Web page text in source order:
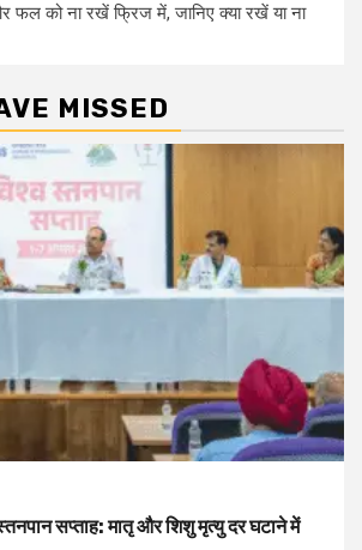
फल को ना रखें फ्रिज में, जानिए क्या रखें या ना
MISSED
सप्ताह: मातृ और शिशु मृत्यु दर घटाने में